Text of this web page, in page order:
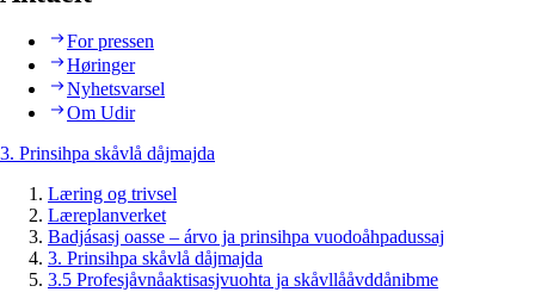
For pressen
Høringer
Nyhetsvarsel
Om Udir
3. Prinsihpa skåvlå dåjmajda
Læring og trivsel
Læreplanverket
Badjásasj oasse – árvo ja prinsihpa vuodoåhpadussaj
3. Prinsihpa skåvlå dåjmajda
3.5 Profesjåvnåaktisasjvuohta ja skåvllååvddånibme